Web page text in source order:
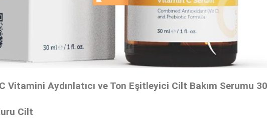
Vitamini Aydınlatıcı ve Ton Eşitleyici Cilt Bakım Serumu
Cilt